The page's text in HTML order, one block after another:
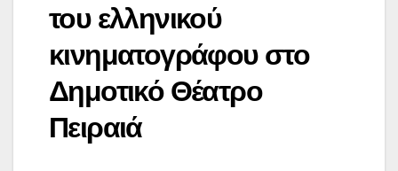
του ελληνικού
κινηματογράφου στο
Δημοτικό Θέατρο
Πειραιά